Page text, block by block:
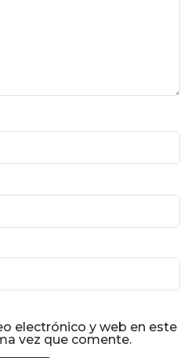
electrónico y web en este
vez que comente.